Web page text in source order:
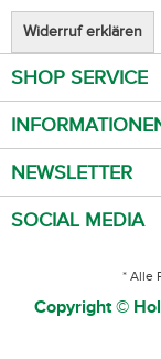
Widerruf erklären
SHOP SERVICE
NEWSLETTER
SOCIAL MEDIA
* Alle
Copyright ©